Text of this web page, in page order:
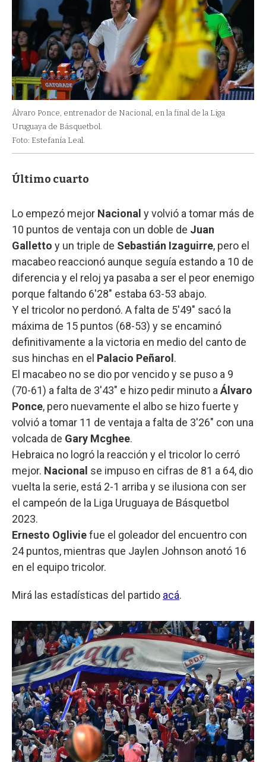
Álvaro Ponce, entrenador de Nacional, en la final de la Liga
Uruguaya de Básquetbol.
Foto: Estefanía Leal.
Último cuarto
Lo empezó mejor Nacional y volvió a tomar más de
10 puntos de ventaja con un doble de Juan
Galletto y un triple de Sebastián Izaguirre, pero el
macabeo reaccionó aunque seguía estando a 10 de
diferencia y el reloj ya pasaba a ser el peor enemigo
porque faltando 6'28" estaba 63-53 abajo.
Y el tricolor no perdonó. A falta de 5'49" sacó la
máxima de 15 puntos (68-53) y se encaminó
definitivamente a la victoria en medio del canto de
sus hinchas en el Palacio Peñarol .
El macabeo no se dio por vencido y se puso a 9
(70-61) a falta de 3'43" e hizo pedir minuto aÁlvaro
Ponce, pero nuevamente el albo se hizo fuerte y
volvió a tomar 11 de ventaja a falta de 3'26" con una
volcada de Gary Mcghee.
Hebraica no logró la reacción y el tricolor lo cerró
mejor. Nacional se impuso en cifras de 81 a 64, dio
vuelta la serie, está 2-1 arriba y se ilusiona con ser
el campeón de la Liga Uruguaya de Básquetbol
2023.
Ernesto Ogliviefue el goleador del encuentro con
24 puntos, mientras que Jaylen Johnson anotó 16
en el equipo tricolor.
Mirá las estadísticas del partido acá.